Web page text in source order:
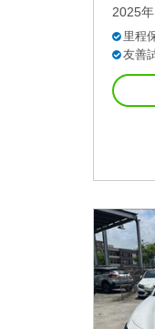
2025
里程
友善